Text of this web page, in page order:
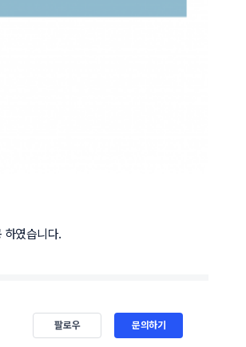
하였습니다.
팔로우 문의하기